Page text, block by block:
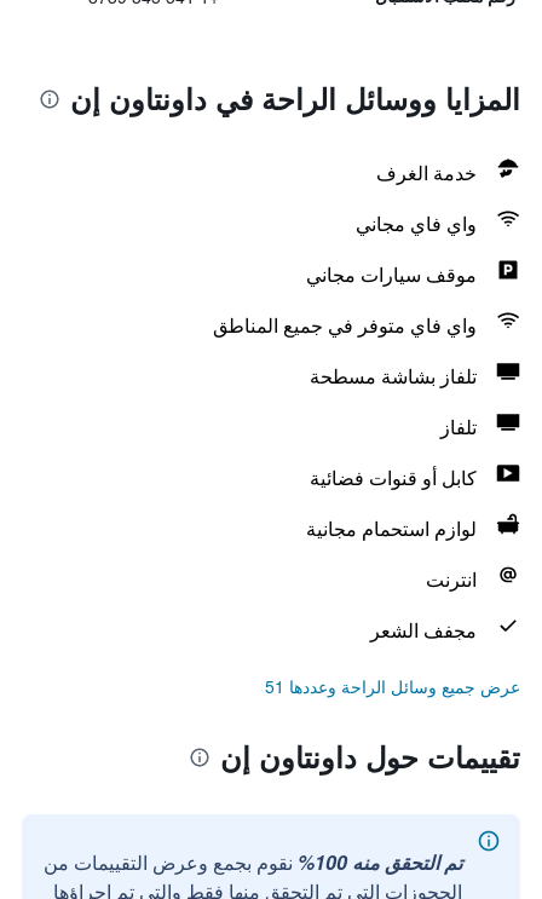
المزايا ووسائل الراحة في داونتاون إن
خدمة الغرف
واي فاي مجاني
موقف سيارات مجاني
واي فاي متوفر في جميع المناطق
تلفاز بشاشة مسطحة
تلفاز
كابل أو قنوات فضائية
لوازم استحمام مجانية
انترنت
مجفف الشعر
عرض جميع وسائل الراحة وعددها 51
تقييمات حول داونتاون إن
تم التحقق منه 100%
نقوم بجمع وعرض التقييمات من
الحجوزات التي تم التحقق منها فقط والتي تم إجراؤها